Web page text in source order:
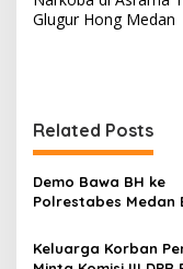
i
s
i
p
s
Glugur Hong Medan
Related Posts
Demo Bawa BH ke
Polrestabes Medan
Pun, Melainkan
dan Rasa Kecewa
Keluarga Korban